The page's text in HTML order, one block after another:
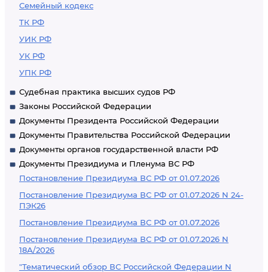
Семейный кодекс
ТК РФ
УИК РФ
УК РФ
УПК РФ
Судебная практика высших судов РФ
Законы Российской Федерации
Документы Президента Российской Федерации
Документы Правительства Российской Федерации
Документы органов государственной власти РФ
Документы Президиума и Пленума ВС РФ
Постановление Президиума ВС РФ от 01.07.2026
Постановление Президиума ВС РФ от 01.07.2026 N 24-
ПЭК26
Постановление Президиума ВС РФ от 01.07.2026
Постановление Президиума ВС РФ от 01.07.2026 N
18А/2026
"Тематический обзор ВС Российской Федерации N